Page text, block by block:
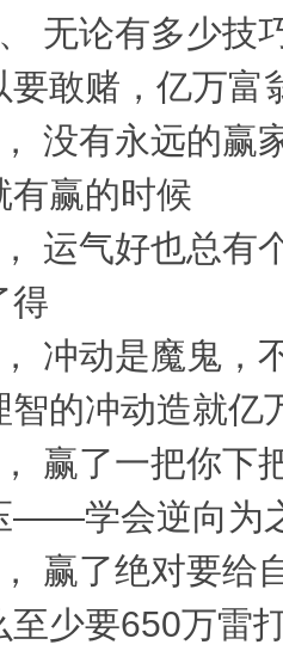
无论有多少技
要敢赌，亿万富
没有永远的赢
有赢的时候
运气好也总有
得
冲动是魔鬼，
智的冲动造就亿
赢了一把你下
——学会逆向为
赢了绝对要给
至少要650万雷